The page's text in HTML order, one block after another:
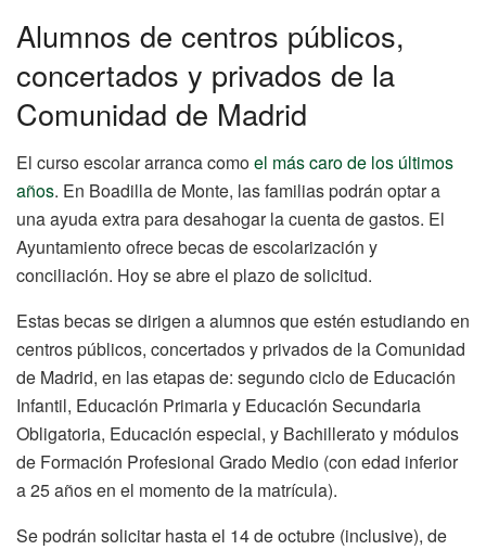
Alumnos de centros públicos,
concertados y privados de la
Comunidad de Madrid
El curso escolar arranca comoel más caro de los últimos
años. En Boadilla de Monte, las familias podrán optar a
una ayuda extra para desahogar la cuenta de gastos. El
Ayuntamiento ofrece becas de escolarización y
conciliación. Hoy se abre el plazo de solicitud.
Estas becas se dirigen a alumnos que estén estudiando en
centros públicos, concertados y privados de la Comunidad
de Madrid, en las etapas de: segundo ciclo de Educación
Infantil, Educación Primaria y Educación Secundaria
Obligatoria, Educación especial, y Bachillerato y módulos
de Formación Profesional Grado Medio (con edad inferior
a 25 años en el momento de la matrícula).
Se podrán solicitar hasta el 14 de octubre (inclusive), de